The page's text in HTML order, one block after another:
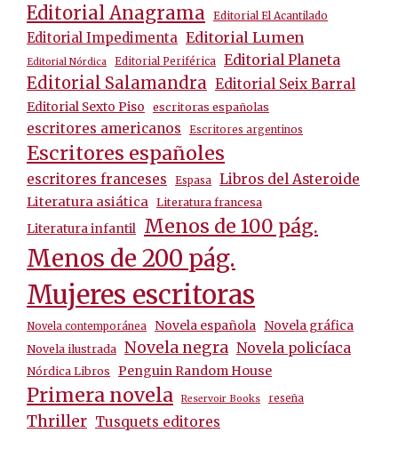
Editorial Anagrama Editorial El Acantilado
Editorial Impedimenta Editorial Lumen
Editorial Nórdica Editorial Periférica Editorial Planeta
Editorial Salamandra Editorial Seix Barral
Editorial Sexto Piso escritoras españolas
escritores americanos Escritores argentinos
Escritores españoles
escritores franceses Espasa Libros del Asteroide
Literatura asiática Literatura francesa
Literatura infantil Menos de 100 pág.
Menos de 200 pág.
Mujeres escritoras
Novela contemporánea Novela española Novela gráfica
Novela ilustrada Novela negra Novela policíaca
Nórdica Libros Penguin Random House
Primera novela Reservoir Books reseña
Thriller Tusquets editores